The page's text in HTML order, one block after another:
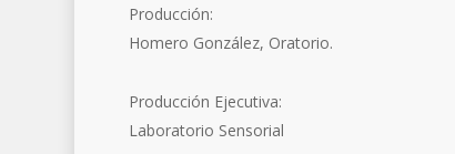
Producción:
Homero González, Oratorio.
Producción Ejecutiva:
Laboratorio Sensorial